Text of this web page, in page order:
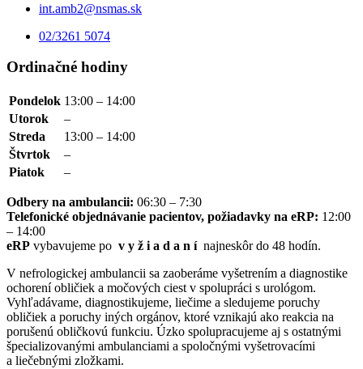
int.amb2@nsmas.sk
02/3261 5074
Ordinačné hodiny
Pondelok 13:00 – 14:00
Utorok
–
Streda
13:00 – 14:00
Štvrtok
–
Piatok
–
Odbery na ambulancii: 06:30 – 7:30
Telefonické objednávanie pacientov, požiadavky na eRP: 12:00
– 14:00
eRP vybavujeme po v y ž i a d a n ínajneskôr do 48 hodín.
V nefrologickej ambulancii sa zaoberáme vyšetrením a diagnostike
ochorení obličiek a močových ciest v spolupráci s urológom.
Vyhľadávame, diagnostikujeme, liečime a sledujeme poruchy
obličiek a poruchy iných orgánov, ktoré vznikajú ako reakcia na
porušenú obličkovú funkciu. Úzko spolupracujeme aj s ostatnými
špecializovanými ambulanciami a spoločnými vyšetrovacími
a liečebnými zložkami.